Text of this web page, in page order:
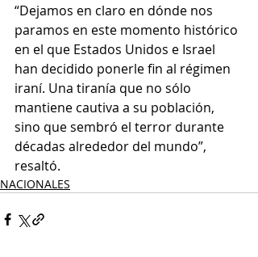
“Dejamos en claro en dónde nos
paramos en este momento histórico
en el que Estados Unidos e Israel
han decidido ponerle fin al régimen
iraní. Una tiranía que no sólo
mantiene cautiva a su población,
sino que sembró el terror durante
décadas alrededor del mundo”,
resaltó.
NACIONALES